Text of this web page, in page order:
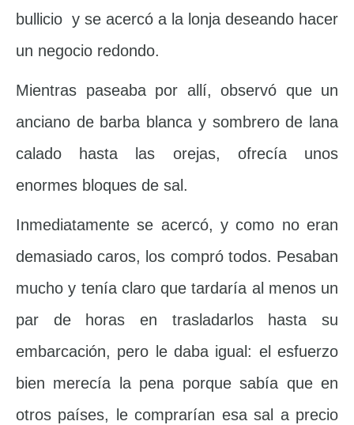
bullicio y se acercó a la lonja deseando hacer
un negocio redondo.
Mientras paseaba por allí, observó que un
anciano de barba blanca y sombrero de lana
calado hasta las orejas, ofrecía unos
enormes bloques de sal.
Inmediatamente se acercó, y como no eran
demasiado caros, los compró todos. Pesaban
mucho y tenía claro que tardaría al menos un
par de horas en trasladarlos hasta su
embarcación, pero le daba igual: el esfuerzo
bien merecía la pena porque sabía que en
otros países, le comprarían esa sal a precio